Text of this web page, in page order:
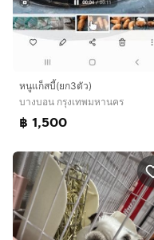
หนูแก็สบี้(ยก3ตัว)
บางบอน กรุงเทพมหานคร
฿ 1,500